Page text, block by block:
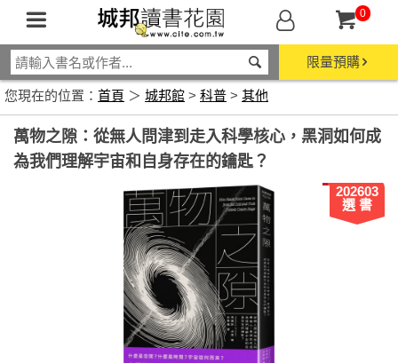
0
限量預購
您現在的位置： 首頁 ＞ 城邦館 > 科普 > 其他
萬物之隙：從無人問津到走入科學核心，黑洞如何成
為我們理解宇宙和自身存在的鑰匙？
202603
選 書